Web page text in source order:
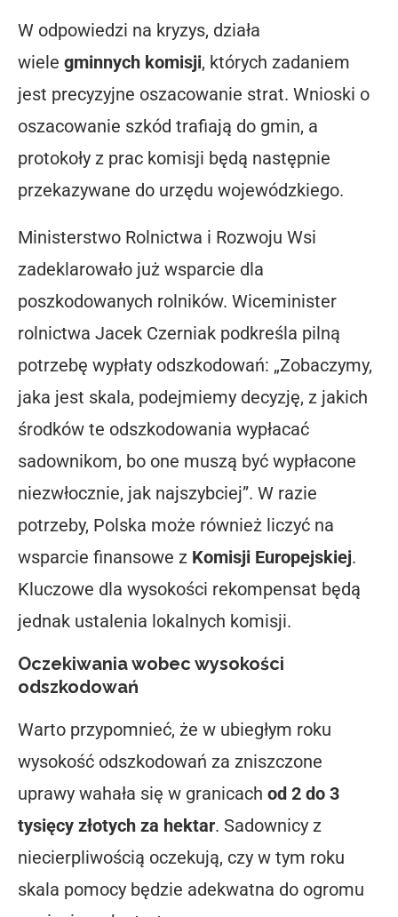
W odpowiedzi na kryzys, działa
wiele gminnych komisji, których zadaniem
jest precyzyjne oszacowanie strat. Wnioski o
oszacowanie szkód trafiają do gmin, a
protokoły z prac komisji będą następnie
przekazywane do urzędu wojewódzkiego.
Ministerstwo Rolnictwa i Rozwoju Wsi
zadeklarowało już wsparcie dla
poszkodowanych rolników. Wiceminister
rolnictwa Jacek Czerniak podkreśla pilną
potrzebę wypłaty odszkodowań: „Zobaczymy,
jaka jest skala, podejmiemy decyzję, z jakich
środków te odszkodowania wypłacać
sadownikom, bo one muszą być wypłacone
niezwłocznie, jak najszybciej”. W razie
potrzeby, Polska może również liczyć na
wsparcie finansowe z Komisji Europejskiej.
Kluczowe dla wysokości rekompensat będą
jednak ustalenia lokalnych komisji.
Oczekiwania wobec wysokości
odszkodowań
Warto przypomnieć, że w ubiegłym roku
wysokość odszkodowań za zniszczone
uprawy wahała się w granicach od 2 do 3
tysięcy złotych za hektar. Sadownicy z
niecierpliwością oczekują, czy w tym roku
skala pomocy będzie adekwatna do ogromu